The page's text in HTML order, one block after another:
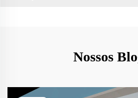
Nossos